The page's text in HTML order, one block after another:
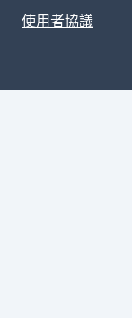
使用者協議